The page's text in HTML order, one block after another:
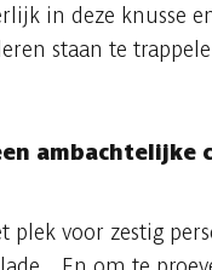
in deze knusse
staan te
ambachtelijke
plek voor zestig